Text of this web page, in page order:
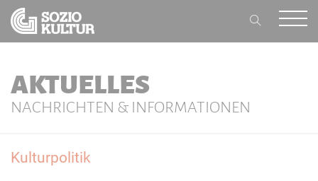
AKTUELLES
NACHRICHTEN & INFORMATIONEN
Kulturpolitik